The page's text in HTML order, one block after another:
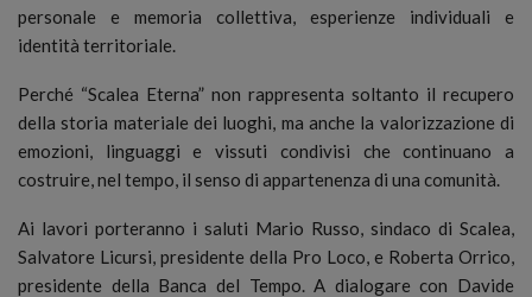
personale e memoria collettiva, esperienze individuali e
identità territoriale.
Perché “Scalea Eterna” non rappresenta soltanto il recupero
della storia materiale dei luoghi, ma anche la valorizzazione di
emozioni, linguaggi e vissuti condivisi che continuano a
costruire, nel tempo, il senso di appartenenza di una comunità.
Ai lavori porteranno i saluti Mario Russo, sindaco di Scalea,
Salvatore Licursi, presidente della Pro Loco, e Roberta Orrico,
presidente della Banca del Tempo. A dialogare con Davide